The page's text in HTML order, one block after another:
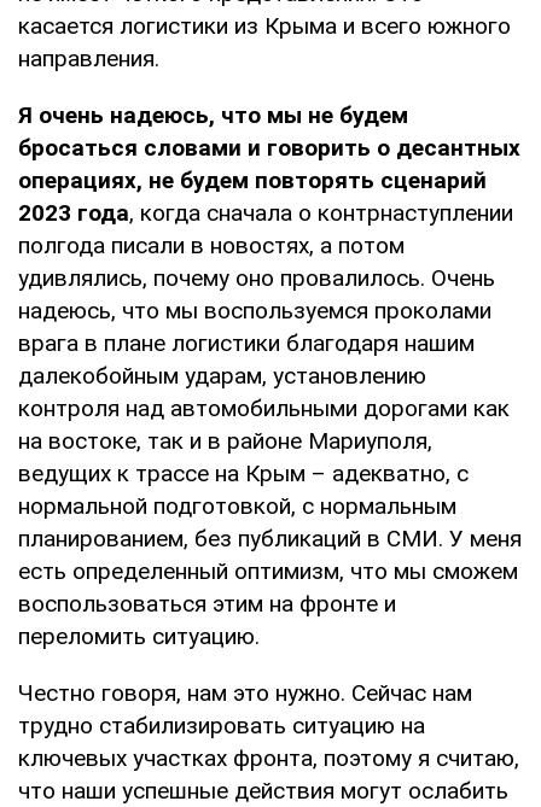
касается логистики из Крыма и всего южного
направления.
Я очень надеюсь, что мы не будем
бросаться словами и говорить о десантных
операциях, не будем повторять сценарий
2023 года, когда сначала о контрнаступлении
полгода писали в новостях, а потом
удивлялись, почему оно провалилось. Очень
надеюсь, что мы воспользуемся проколами
врага в плане логистики благодаря нашим
далекобойным ударам, установлению
контроля над автомобильными дорогами как
на востоке, так и в районе Мариуполя,
ведущих к трассе на Крым – адекватно, с
нормальной подготовкой, с нормальным
планированием, без публикаций в СМИ. У меня
есть определенный оптимизм, что мы сможем
воспользоваться этим на фронте и
переломить ситуацию.
Честно говоря, нам это нужно. Сейчас нам
трудно стабилизировать ситуацию на
ключевых участках фронта, поэтому я считаю,
что наши успешные действия могут ослабить